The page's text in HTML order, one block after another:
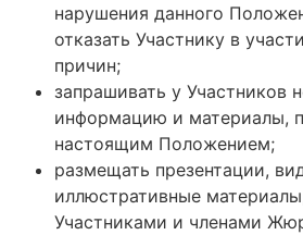
нарушения данного
отказать Участнику в
причин;
запрашивать у Участников
информацию и материалы,
настоящим Положением;
размещать презентации,
иллюстративные
Участниками и членами